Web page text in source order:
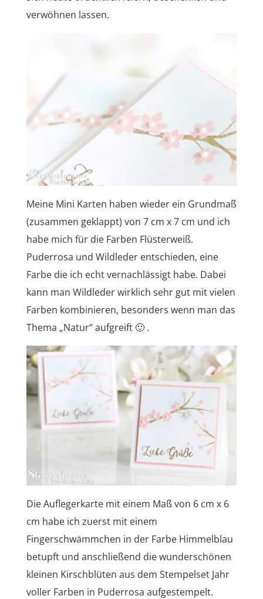
verwöhnen lassen.
Meine Mini Karten haben wieder ein Grundmaß
(zusammen geklappt) von 7 cm x 7 cm und ich
habe mich für die Farben Flüsterweiß.
Puderrosa und Wildleder entschieden, eine
Farbe die ich echt vernachlässigt habe. Dabei
kann man Wildleder wirklich sehr gut mit vielen
Farben kombinieren, besonders wenn man das
Thema „Natur“ aufgreift 🙂 .
Die Auflegerkarte mit einem Maß von 6 cm x 6
cm habe ich zuerst mit einem
Fingerschwämmchen in der Farbe Himmelblau
betupft und anschließend die wunderschönen
kleinen Kirschblüten aus dem Stempelset Jahr
voller Farben in Puderrosa aufgestempelt.